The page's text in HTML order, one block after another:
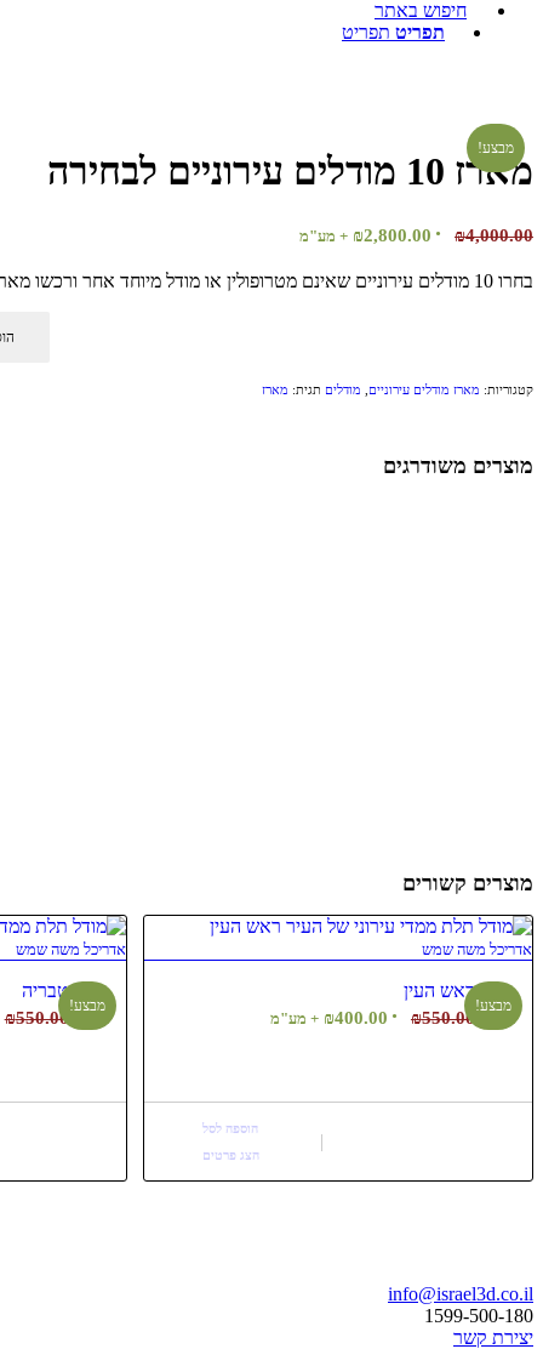
חיפוש באתר
תפריט תפריט
מבצע!
מארז 10 מודלים עירוניים לבחירה
₪4,000.00
המחיר
היה:
₪2,800.00
המחיר
הוא:
+ מע"מ
בחרו 10 מודלים עירוניים שאינם מטרופולין או מודל מיוחד אחר ורכשו מארז בהנחת כמות.
קטגוריות: מארז מודלים עירוניים מודלים תגית: מארז
מוצרים משודרגים
מוצרים קשורים
אדריכל משה שמש
טבריה
₪550.00
מבצע!
אדריכל משה שמש
ראש העין
₪550.00
המחיר
₪550.00.
₪400.00
המחיר
₪400.00.
+ מע"מ
מבצע!
הוספה לסל
הצג פרטים
info@israel3d.co.il
1599-500-180
יצירת קשר